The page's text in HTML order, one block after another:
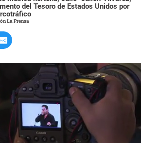
del Tesoro de Estados Unidos por
La Prensa